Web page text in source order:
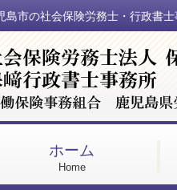
島市の社会保険労務士・行政書
ホーム
Home